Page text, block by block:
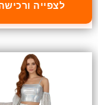
לצפייה